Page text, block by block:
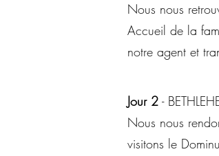
Nous nous
Accueil de la
notre agent et
Jour 2 -
Nous nous
visitons le